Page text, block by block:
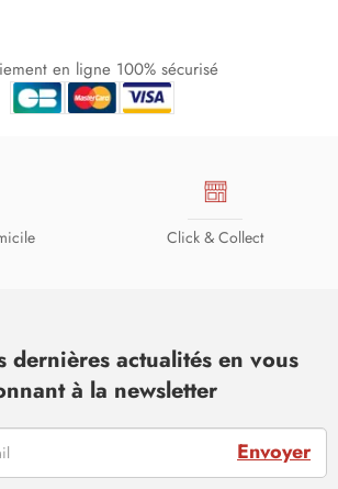
en ligne 100% sécurisé
Click & Collect
dernières actualités en vous
à la newsletter
Envoyer